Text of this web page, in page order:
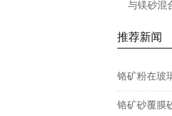
与镁砂混
推荐新闻
铬矿粉在玻
铬矿砂覆膜